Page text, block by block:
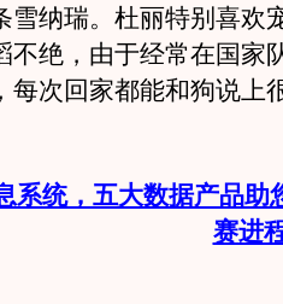
雪纳瑞。杜丽特别喜欢
不绝，由于经常在国家
每次回家都能和狗说上
系统，五大数据产品助
赛进